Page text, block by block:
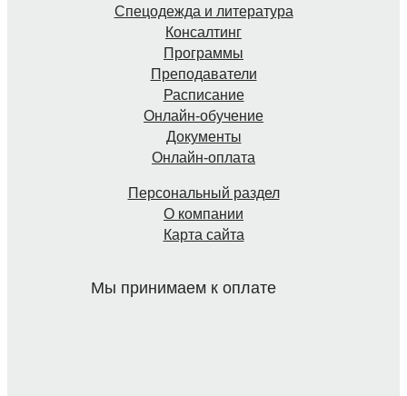
Спецодежда и литература
Консалтинг
Программы
Преподаватели
Расписание
Онлайн-обучение
Документы
Онлайн-оплата
Персональный раздел
О компании
Карта сайта
Мы принимаем к оплате